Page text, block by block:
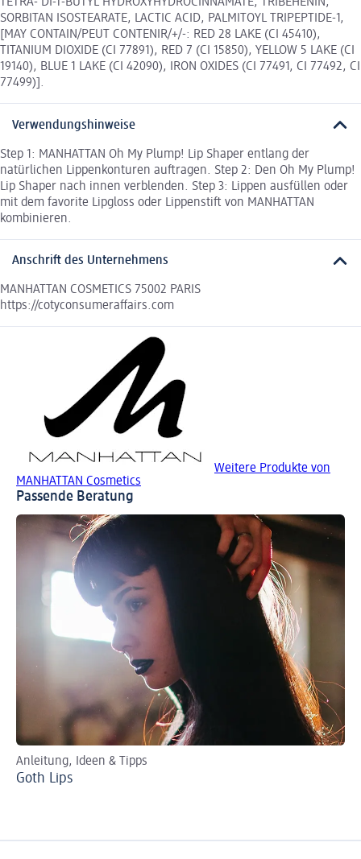
TETRA- DI-T-BUTYL HYDROXYHYDROCINNAMATE, TRIBEHENIN,
SORBITAN ISOSTEARATE, LACTIC ACID, PALMITOYL TRIPEPTIDE-1,
[MAY CONTAIN/PEUT CONTENIR/+/-: RED 28 LAKE (CI 45410),
TITANIUM DIOXIDE (CI 77891), RED 7 (CI 15850), YELLOW 5 LAKE (CI
19140), BLUE 1 LAKE (CI 42090), IRON OXIDES (CI 77491, CI 77492, CI
77499)].
Verwendungshinweise
Step 1: MANHATTAN Oh My Plump! Lip Shaper entlang der
natürlichen Lippenkonturen auftragen. Step 2: Den Oh My Plump!
Lip Shaper nach innen verblenden. Step 3: Lippen ausfüllen oder
mit dem favorite Lipgloss oder Lippenstift von MANHATTAN
kombinieren.
Anschrift des Unternehmens
MANHATTAN COSMETICS 75002 PARIS
https://cotyconsumeraffairs.com
Weitere Produkte von
MANHATTAN Cosmetics
Passende Beratung
Anleitung, Ideen & Tipps
Goth Lips